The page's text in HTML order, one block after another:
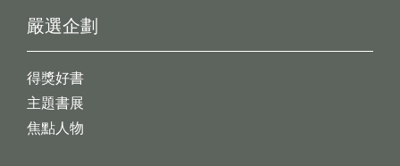
嚴選企劃
得獎好書
主題書展
焦點人物